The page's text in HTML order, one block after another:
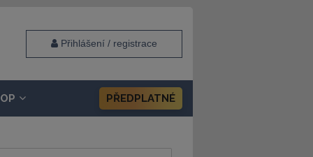
Přihlášení / registrace
PŘEDPLATNÉ